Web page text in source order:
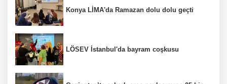
Konya LİMA'da Ramazan dolu dolu geçti
LÖSEV İstanbul'da bayram coşkusu